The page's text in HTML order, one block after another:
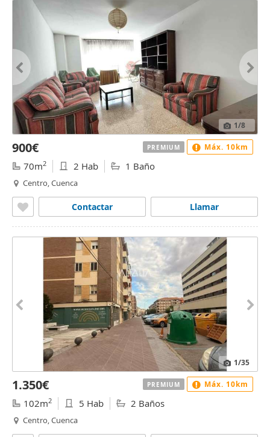
1/8
900€
70m2 2 Hab 1 Baño
Centro, Cuenca
Llamar
Contactar
PREMIUM Máx. 10km
1/35
1.350€
102m2 5 Hab 2 Baños
Centro, Cuenca
PREMIUM Máx. 10km